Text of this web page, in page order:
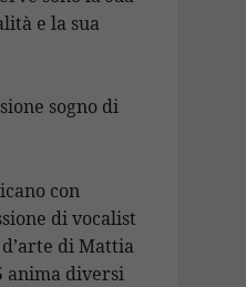
e la sua
sogno di
con
di vocalist
d’arte di Mattia
anima diversi